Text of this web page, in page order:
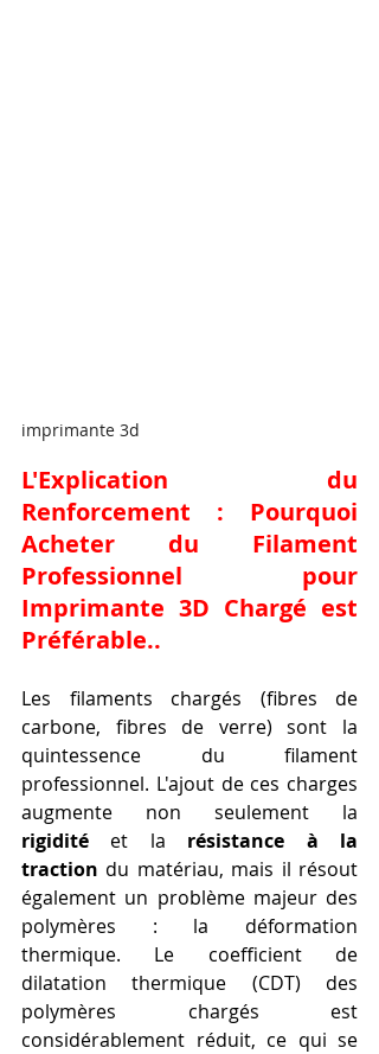
imprimante 3d
L'Explication du
Acheter du Filament
Professionnel pour
Imprimante 3D Chargé est
Préférable..
Les filaments chargés (fibres de
carbone, fibres de verre) sont la
quintessence du filament
professionnel. L'ajout de ces charges
rigidité et la résistance à la
traction du matériau, mais il résout
également un problème majeur des
polymères : la déformation
thermique. Le coefficient de
dilatation thermique (CDT) des
polymères chargés est
considérablement réduit, ce qui se